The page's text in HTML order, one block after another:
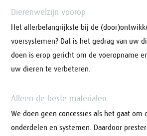
Dierenwelzijn voorop
Het allerbelangrijkste bij de
voersystemen? Dat is het gedrag van uw
doen is erop gericht om de voeropname
uw dieren te verbeteren.
Alleen de beste materialen
We doen geen concessies als het gaat
onderdelen en systemen. Daardoor